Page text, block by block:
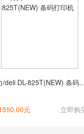
得力/deli DL-
元 立即购